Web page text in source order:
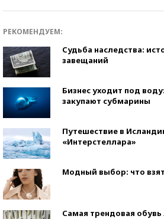
РЕКОМЕНДУЕМ:
Судьба наследства:
завещаний
Бизнес уходит под
закупают субмарины
Путешествие в
«Интерстеллара»
Модный выбор: что
Самая трендовая обувь